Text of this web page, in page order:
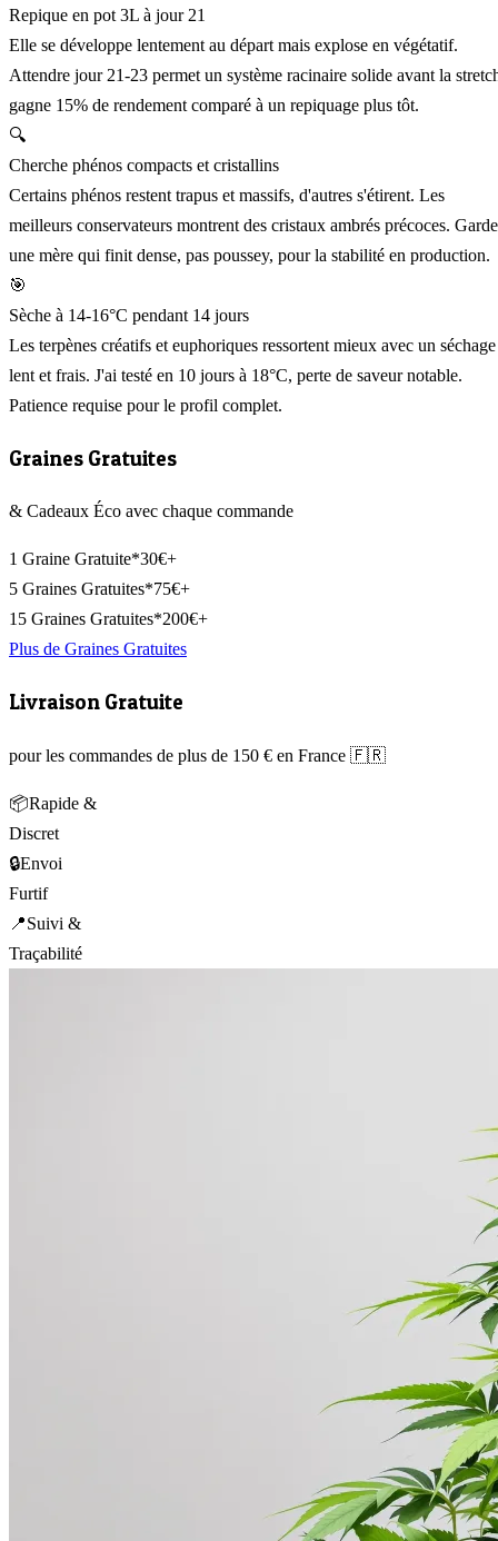
Repique en pot 3L à jour 21
Elle se développe lentement au départ mais explose en végétatif.
Attendre jour 21-23 permet un système racinaire solide avant la
gagne 15% de rendement comparé à un repiquage plus tôt.
🔍
Cherche phénos compacts et cristallins
Certains phénos restent trapus et massifs, d'autres s'étirent. Les
meilleurs conservateurs montrent des cristaux ambrés précoces. Garde
une mère qui finit dense, pas poussey, pour la stabilité en production.
🎯
Sèche à 14-16°C pendant 14 jours
Les terpènes créatifs et euphoriques ressortent mieux avec un séchage
lent et frais. J'ai testé en 10 jours à 18°C, perte de saveur notable.
Patience requise pour le profil complet.
Graines Gratuites
& Cadeaux Éco avec chaque commande
1 Graine Gratuite*30€+
5 Graines Gratuites*75€+
15 Graines Gratuites*200€+
Plus de Graines Gratuites
Livraison Gratuite
pour les commandes de plus de 150 € en France 🇫🇷
📦Rapide &
Discret
🔒Envoi
Furtif
📍Suivi &
Traçabilité